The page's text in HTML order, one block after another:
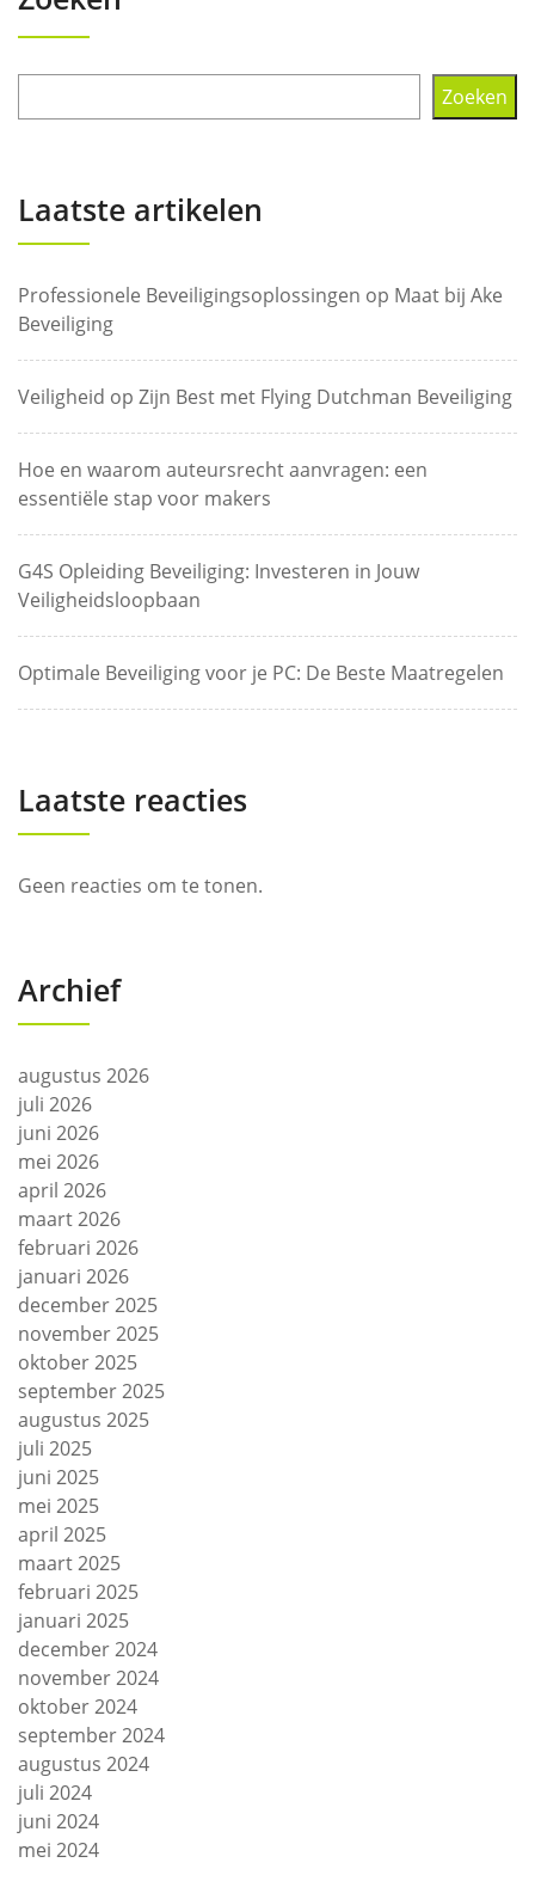
Zoeken
Laatste artikelen
Professionele Beveiligingsoplossingen op Maat bij Ake
Beveiliging
Veiligheid op Zijn Best met Flying Dutchman Beveiliging
Hoe en waarom auteursrecht aanvragen: een
essentiële stap voor makers
G4S Opleiding Beveiliging: Investeren in Jouw
Veiligheidsloopbaan
Optimale Beveiliging voor je PC: De Beste Maatregelen
Laatste reacties
Geen reacties om te tonen.
Archief
augustus 2026
juli 2026
juni 2026
mei 2026
april 2026
maart 2026
februari 2026
januari 2026
december 2025
november 2025
oktober 2025
september 2025
augustus 2025
juli 2025
juni 2025
mei 2025
april 2025
maart 2025
februari 2025
januari 2025
december 2024
november 2024
oktober 2024
september 2024
augustus 2024
juli 2024
juni 2024
mei 2024